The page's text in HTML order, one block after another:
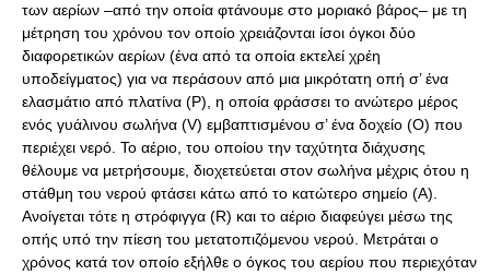
των αερίων –από την οποία φτάνουμε στο μοριακό βάρος– με τη
μέτρηση του χρόνου τον οποίο χρειάζονται ίσοι όγκοι δύο
διαφορετικών αερίων (ένα από τα οποία εκτελεί χρέη
υποδείγματος) για να περάσουν από μια μικρότατη οπή σ’ ένα
ελασμάτιο από πλατίνα (P), η οποία φράσσει το ανώτερο μέρος
ενός γυάλινου σωλήνα (V) εμβαπτισμένου σ’ ένα δοχείο (Ο) που
περιέχει νερό. Το αέριο, του οποίου την ταχύτητα διάχυσης
θέλουμε να μετρήσουμε, διοχετεύεται στον σωλήνα μέχρις ότου η
στάθμη του νερού φτάσει κάτω από το κατώτερο σημείο (Α).
Ανοίγεται τότε η στρόφιγγα (R) και το αέριο διαφεύγει μέσω της
οπής υπό την πίεση του μετατοπιζόμενου νερού. Μετράται ο
χρόνος κατά τον οποίο εξήλθε ο όγκος του αερίου που περιεχόταν